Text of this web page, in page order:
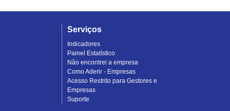
Serviços
Indicadores
Painel Estatístico
Não encontrei a empresa
Como Aderir - Empresas
Acesso Restrito para Gestores e
Empresas
Suporte